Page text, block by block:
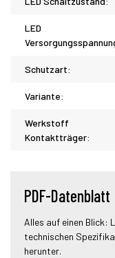
LED
Schutzart:
Variante:
Werkstoff
Kontaktträger:
PDF-Datenblatt
Alles auf einen Blick:
technischen
herunter.